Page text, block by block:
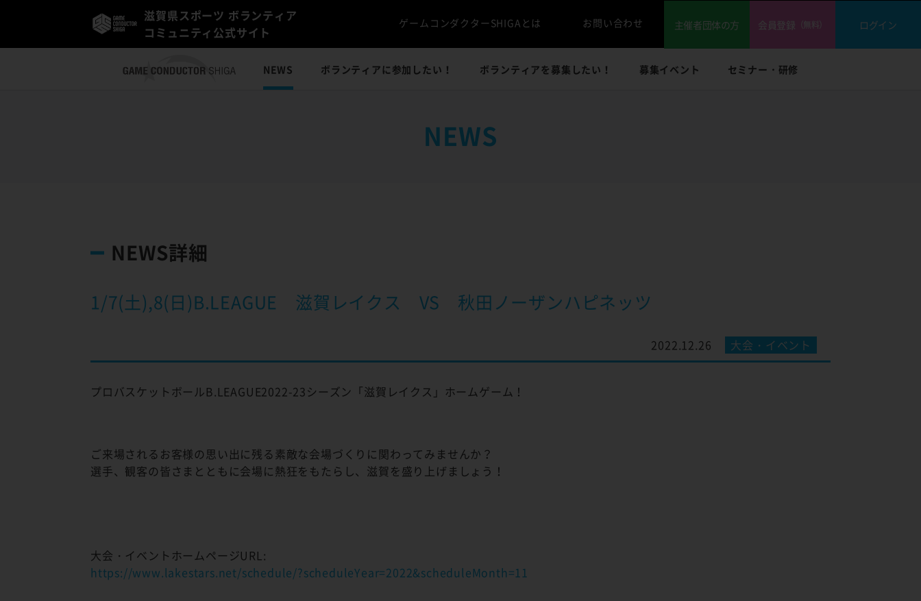
滋賀県スポーツ ボランティア
コミュニティ公式サイト
ゲームコンダクターSHIGAとは お問い合わせ 主催者団体の方 会員登録 （無料） ログイン
NEWS ボランティアに参加したい！ ボランティアを募集したい！ 募集イベント セミナー・研修
NEWS
NEWS詳細
1/7(土),8(日)B.LEAGUE 滋賀レイクス VS 秋田ノーザンハピネッツ
2022.12.26 大会・イベント
プロバスケットボールB.LEAGUE2022-23シーズン「滋賀レイクス」ホームゲーム！
ご来場されるお客様の思い出に残る素敵な会場づくりに関わってみませんか？
選手、観客の皆さまとともに会場に熱狂をもたらし、滋賀を盛り上げましょう！
大会・イベントホームページURL:
https://www.lakestars.net/schedule/?scheduleYear=2022&scheduleMonth=11